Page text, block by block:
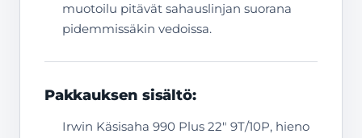
muotoilu pitävät sahauslinjan suorana
pidemmissäkin vedoissa.
Pakkauksen sisältö:
Irwin Käsisaha 990 Plus 22″ 9T/10P, hieno